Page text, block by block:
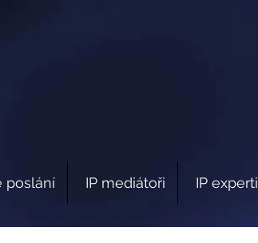
poslání IP mediátoři IP experti